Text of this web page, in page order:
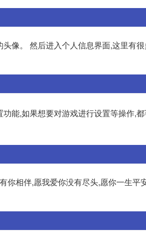
像。 然后进入个人信息界面,这里有
能,如果想要对游戏进行设置等操作,
你相伴,愿我爱你没有尽头,愿你一生平